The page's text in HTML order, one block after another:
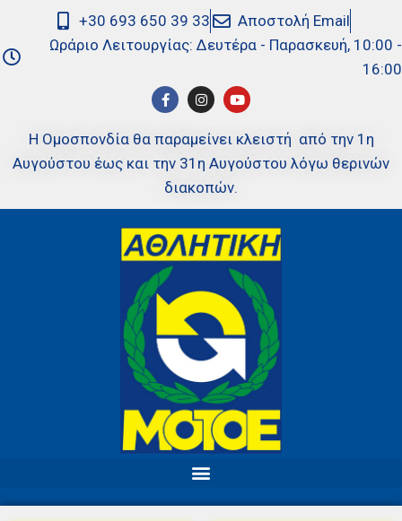
+30 693 650 39 33
Αποστολή Email
Ωράριο Λειτουργίας: Δευτέρα - Παρασκευή, 10:00 -
16:00
Η Ομοσπονδία θα παραμείνει κλειστή από την 1η
Αυγούστου έως και την 31η Αυγούστου λόγω θερινών
διακοπών.